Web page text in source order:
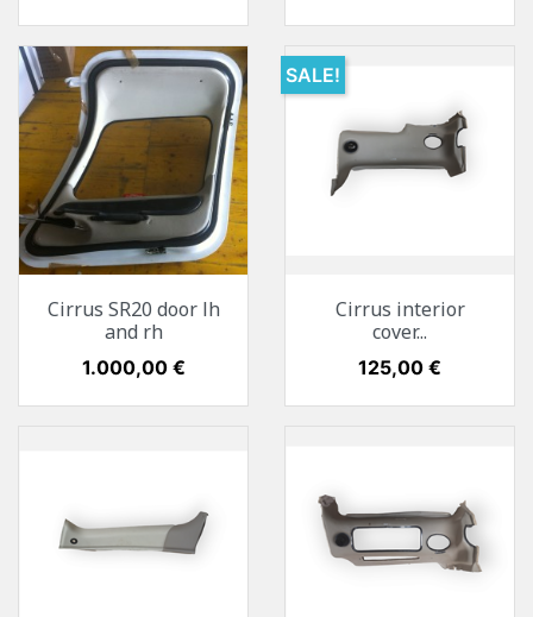
Cirrus SR20 door lh
and rh
Preis
1.000,00 €
Cirrus interior
cover...
Preis
125,00 €
SALE!